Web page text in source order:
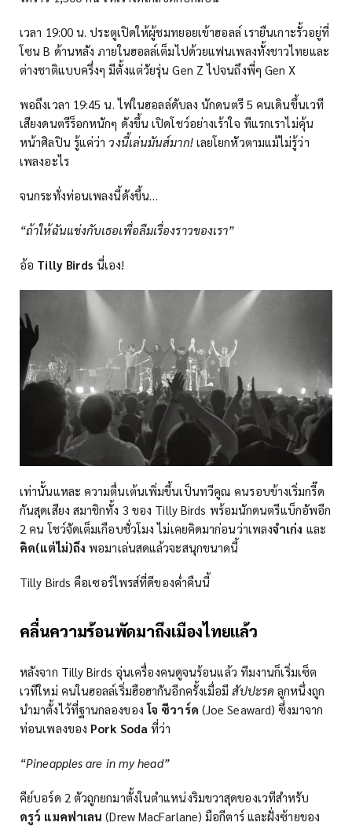
เวลา 19:00 น. ประตูเปิดให้ผู้ชมทยอยเข้าฮอลล์ เรายืนเกาะรั้วอยู่ที่
โซน B ด้านหลัง ภายในฮอลล์เต็มไปด้วยแฟนเพลงทั้งชาวไทยและ
ต่างชาติแบบครึ่งๆ มีตั้งแต่วัยรุ่น Gen Z ไปจนถึงพี่ๆ Gen X
พอถึงเวลา 19:45 น. ไฟในฮอลล์ดับลง นักดนตรี 5 คนเดินขึ้นเวที
เสียงดนตรีร็อกหนักๆ ดังขึ้น เปิดโชว์อย่างเร้าใจ ทีแรกเราไม่คุ้น
หน้าศิลปิน รู้แค่ว่า วงนี้เล่นมันส์มาก!เลยโยกหัวตามแม้ไม่รู้ว่า
เพลงอะไร
จนกระทั่งท่อนเพลงนี้ดังขึ้น…
“ถ้าให้ฉันแข่งกับเธอเพื่อลืมเรื่องราวของเรา”
อ้อ Tilly Birds นี่เอง!
เท่านั้นแหละ ความตื่นเต้นเพิ่มขึ้นเป็นทวีคูณ คนรอบข้างเริ่มกรี๊ด
กันสุดเสียง สมาชิกทั้ง 3 ของ Tilly Birds พร้อมนักดนตรีแบ็กอัพอีก
2 คน โชว์จัดเต็มเกือบชั่วโมง ไม่เคยคิดมาก่อนว่าเพลงจำเก่ง และ
คิด(แต่ไม่)ถึงพอมาเล่นสดแล้วจะสนุกขนาดนี้
Tilly Birds คือเซอร์ไพรส์ที่ดีของค่ำคืนนี้
คลื่นความร้อนพัดมาถึงเมืองไทยแล้ว
หลังจาก Tilly Birds อุ่นเครื่องคนดูจนร้อนแล้ว ทีมงานก็เริ่มเซ็ต
เวทีใหม่ คนในฮอลล์เริ่มฮือฮากันอีกครั้งเมื่อมีสัปปะรดลูกหนึ่งถูก
นำมาตั้งไว้ที่ฐานกลองของโจ ซีวาร์ด (Joe Seaward) ซึ่งมาจาก
ท่อนเพลงของ Pork Sodaที่ว่า
“Pineapples are in my head”
คีย์บอร์ด 2 ตัวถูกยกมาตั้งในตำแหน่งริมขวาสุดของเวทีสำหรับ
ดรูว์ แมคฟาเลน (Drew MacFarlane) มือกีตาร์ และฝั่งซ้ายของ